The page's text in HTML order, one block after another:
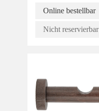
Online bestellbar
Nicht reservierbar